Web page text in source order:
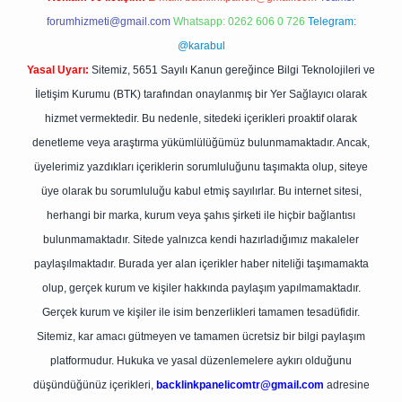
forumhizmeti@gmail.com Whatsapp: 0262 606 0 726 Telegram:
@karabul
Yasal Uyarı: Sitemiz, 5651 Sayılı Kanun gereğince Bilgi Teknolojileri ve
İletişim Kurumu (BTK) tarafından onaylanmış bir Yer Sağlayıcı olarak
hizmet vermektedir. Bu nedenle, sitedeki içerikleri proaktif olarak
denetleme veya araştırma yükümlülüğümüz bulunmamaktadır. Ancak,
üyelerimiz yazdıkları içeriklerin sorumluluğunu taşımakta olup, siteye
üye olarak bu sorumluluğu kabul etmiş sayılırlar. Bu internet sitesi,
herhangi bir marka, kurum veya şahıs şirketi ile hiçbir bağlantısı
bulunmamaktadır. Sitede yalnızca kendi hazırladığımız makaleler
paylaşılmaktadır. Burada yer alan içerikler haber niteliği taşımamakta
olup, gerçek kurum ve kişiler hakkında paylaşım yapılmamaktadır.
Gerçek kurum ve kişiler ile isim benzerlikleri tamamen tesadüfidir.
Sitemiz, kar amacı gütmeyen ve tamamen ücretsiz bir bilgi paylaşım
platformudur. Hukuka ve yasal düzenlemelere aykırı olduğunu
düşündüğünüz içerikleri, backlinkpanelicomtr@gmail.com adresine